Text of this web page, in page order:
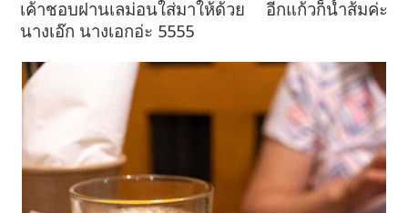
เค้าชอบฝานเลม่อนใส่มาให้ด้วย อีกแก้วก็น้ำส้มค่ะ
นางเอ๊ก นางเอกอ่ะ 5555